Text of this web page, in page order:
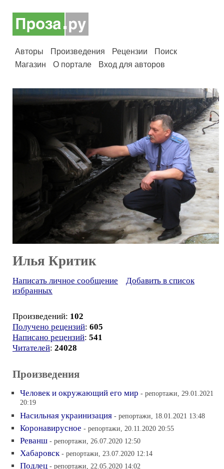
Авторы Произведения Рецензии
Поиск
Магазин
О портале Вход для авторов
Илья Критик
Написать личное сообщение
Добавить в список
избранных
Произведений: 102
Получено рецензий: 605
Написано рецензий: 541
Читателей: 24028
Произведения
Человек и окружающий его мир - репортажи, 29.01.2021
20:19
Насильная украинизация - репортажи, 18.01.2021 13:48
Коронавирусное - репортажи, 20.11.2020 20:55
Реванш - репортажи, 26.07.2020 12:50
Хабаровск - репортажи, 23.07.2020 12:14
Подлец - репортажи, 22.05.2020 14:02